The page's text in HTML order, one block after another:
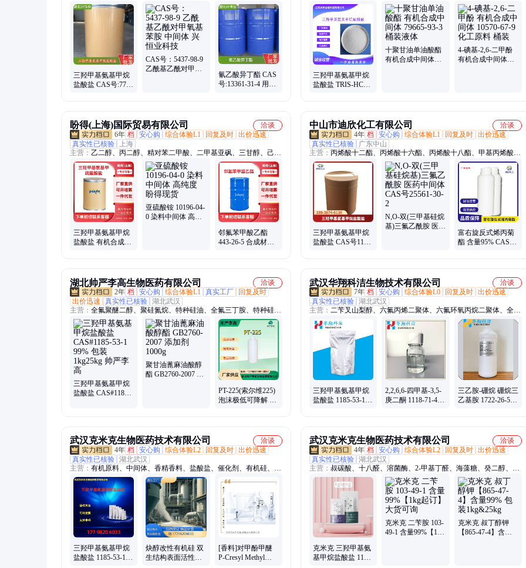
剂、钒酸铋、溴氨酸、硝酸锆、碳酸镧、白僵菌、磷酸铁、钨酸酐、
氟化镧、视黄醇、叔丁醇、杀螨剂、杀虫剂、醋酸钬、抗粘剂、氟化
镥、肟菌酯、氢化钠、氯铂酸、氟化镁
三羟甲基氨基甲烷
盐酸盐 CAS号:77-
CAS号：5437-98-9
乙酰基乙酰对甲氧
氰乙酸异丁酯 CAS
号:13361-31-4 用于
酸、香茅醇、肌氨酸、锂电池、四氢萘、磷酸铬、碳酸镁、碳酸镍、
防冻剂、磷酸铝、叔丁醇、氟苯基、浮选剂、稀释剂、羟乙基、去除
剂、庚二酸、除磷剂、十八烯、蛋白酶
三羟甲基氨基甲烷
盐酸盐 TRIS-HCL
十聚甘油单油酸酯
有机合成中间体
4-碘基-2,6-二甲酚
有机合成中间体
盼得(上海)国际贸易有限公司
洽谈
6年 档 安心购 综合体验L1 回复及时 出价迅速
真实性已核验
上海
主营： 乙二醇、丙二醇、精对苯二甲酸、二甲基亚砜、三甘醇、己二
酸、聚乙烯醇、聚乙二醇、木质素、甘油、己内酰胺、叔十二硫醇、
白油、对苯二甲酸二甲酯、4-丁二醇
三羟甲基氨基甲烷
盐酸盐 有机合成中
亚硫酸铵 10196-04-
0 染料中间体 高纯
邻氟苯甲酸乙酯
443-26-5 合成材料
中山市迪欣化工有限公司
洽谈
4年 档 安心购 综合体验L1 回复及时 出价迅速
真实性已核验
广东中山
主营： 丙烯酸十二酯、丙烯酸十六酯、丙烯酸十八酯、甲基丙烯酸十
二酯、甲基丙烯酸十六酯、甲基丙烯酸十八酯、偶氮二异丁咪唑啉盐
酸盐、甲基咪唑、V50引发剂、N-乙酰己内酰胺、硅烷偶联剂、双马
来酰亚胺、马来酸酯、缩水甘油酯、缩水甘油醚、N-异丙基丙烯酰
胺、金属萃取剂
三羟甲基氨基甲烷
盐酸盐 CAS号1185-
N,O-双(三甲基硅烷
基)三氟乙酰胺 医药
富右旋反式烯丙菊
酯 含量95% CAS号
湖北帅严李高生物医药有限公司
洽谈
2年 档 安心购 综合体验L1 真实工厂
回复及时
出价迅速
真实性已核验 湖北武汉
主营： 全氟聚醚二醇、聚硅氮烷、特种硅油、全氟三丁胺、特种硅树
脂
三羟甲基氨基甲烷
盐酸盐 CAS#1185-
聚甘油蓖麻油酸醇
酯 GB2760-2007 添
PT-225(索尔维225)
泡沫极低可降解 非
武汉华翔科洁生物技术有限公司
洽谈
7年 档 安心购 综合体验L0 回复及时 出价迅速
真实性已核验 湖北武汉
主营： 二苄叉山梨醇、六氟丙烯二聚体、六氟环氧丙烷二聚体、全氟
三丁胺、异丙醇铝、纳米勃姆石、二异戊基硫醚、隐色结晶紫、邻菲
罗啉
三羟甲基氨基甲烷
盐酸盐 1185-53-1
2,2,6,6-四甲基-3,5-
庚二酮 1118-71-4
三乙胺-硼烷 硼烷三
乙基胺 1722-26-5
武汉克米克生物医药技术有限公司
洽谈
4年 档 安心购 综合体验L2 回复及时 出价迅速
真实性已核验 湖北武汉
主营： 有机原料、中间体、香精香料、盐酸盐、催化剂、有机硅、表
面活性剂
三羟甲基氨基甲烷
盐酸盐 1185-53-1
炔醇改性有机硅 双
生结构表面活性剂
[香料]对甲酚甲醚
P-Cresyl Methyl
武汉克米克生物医药技术有限公司
洽谈
4年 档 安心购 综合体验L2 回复及时 出价迅速
真实性已核验 湖北武汉
主营： 叔碳酸、十八醛、溶菌酶、2-甲基丁醛、海藻糖、癸二醇、氨
基丙基、氢路噻嗪、邻苯二甲、乙基碳二、羟基癸酸、正十七烷、谷
胱甘肽、烷二甲醇、松果体素、vc磷酸酯镁、朱栾倍半萜、丁烷四乙
酸、表面活性剂、癸烷撑二醇、缩水甘油邻、10-羟基羊蜡酸、氢氯
噻嗪杂质、盐酸邻菲罗啉、壳聚糖季铵盐
克米克 三羟甲基氨
基甲烷盐酸盐 1185-
克米克 二苄胺 103-
49-1 含量99%【1kg
克米克 叔丁醇钾
【865-47-4】含量